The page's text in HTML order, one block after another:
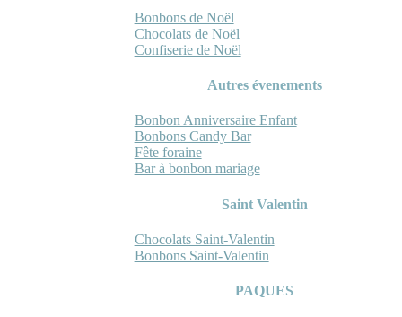
Bonbons de Noël
Chocolats de Noël
Confiserie de Noël
Autres évenements
Bonbon Anniversaire Enfant
Bonbons Candy Bar
Fête foraine
Bar à bonbon mariage
Saint Valentin
Chocolats Saint-Valentin
Bonbons Saint-Valentin
PAQUES